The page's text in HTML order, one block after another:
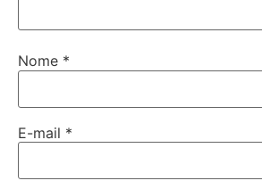
Nome *
E-mail *